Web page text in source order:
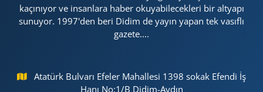
kaçınıyor ve insanlara haber okuyabilecekleri bir altyapı
sunuyor. 1997'den beri Didim de yayın yapan tek vasıflı
gazete....
Atatürk Bulvarı Efeler Mahallesi 1398 sokak Efendi İş
Hanı No:1/B Didim-Aydın